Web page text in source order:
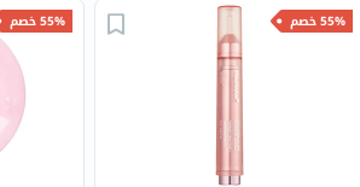
55% خصم 55% خصم